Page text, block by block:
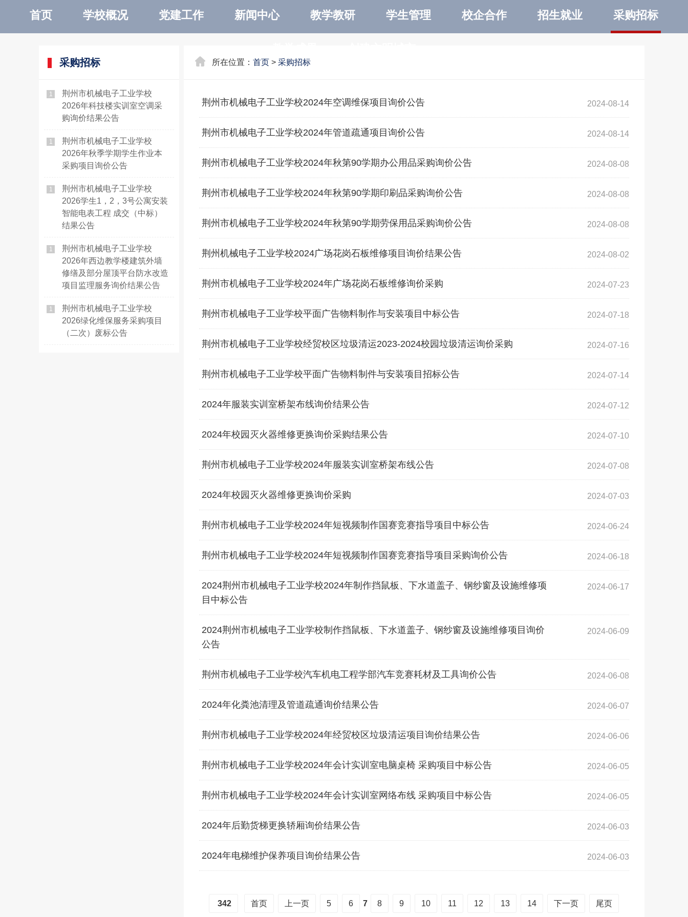
首页 学校概况 党建工作 新闻中心 教学教研 学生管理 校企合作 招生就业 采购招标
采购招标
1
荆州市机械电子工业学校
2026年科技楼实训室空调采
购询价结果公告
1
荆州市机械电子工业学校
2026年秋季学期学生作业本
采购项目询价公告
1
荆州市机械电子工业学校
2026学生1，2，3号公寓安装
智能电表工程 成交（中标）
结果公告
1
荆州市机械电子工业学校
2026年西边教学楼建筑外墙
修缮及部分屋顶平台防水改造
项目监理服务询价结果公告
1
荆州市机械电子工业学校
2026绿化维保服务采购项目
（二次）废标公告
所在位置： 首页> 采购招标
荆州市机械电子工业学校2024年空调维保项目询价公告 2024-08-14
荆州市机械电子工业学校2024年管道疏通项目询价公告 2024-08-14
荆州市机械电子工业学校2024年秋第90学期办公用品采购询价公告 2024-08-08
荆州市机械电子工业学校2024年秋第90学期印刷品采购询价公告 2024-08-08
荆州市机械电子工业学校2024年秋第90学期劳保用品采购询价公告 2024-08-08
荆州机械电子工业学校2024广场花岗石板维修项目询价结果公告 2024-08-02
荆州市机械电子工业学校2024年广场花岗石板维修询价采购 2024-07-23
荆州市机械电子工业学校平面广告物料制作与安装项目中标公告 2024-07-18
荆州市机械电子工业学校经贸校区垃圾清运2023-2024校园垃圾清运询价采购 2024-07-16
荆州市机械电子工业学校平面广告物料制件与安装项目招标公告 2024-07-14
2024年服装实训室桥架布线询价结果公告 2024-07-12
2024年校园灭火器维修更换询价采购结果公告 2024-07-10
荆州市机械电子工业学校2024年服装实训室桥架布线公告 2024-07-08
2024年校园灭火器维修更换询价采购 2024-07-03
荆州市机械电子工业学校2024年短视频制作国赛竞赛指导项目中标公告 2024-06-24
荆州市机械电子工业学校2024年短视频制作国赛竞赛指导项目采购询价公告 2024-06-18
2024荆州市机械电子工业学校2024年制作挡鼠板、下水道盖子、钢纱窗及设施维修项
目中标公告
2024-06-17
2024荆州市机械电子工业学校制作挡鼠板、下水道盖子、钢纱窗及设施维修项目询价
公告
2024-06-09
荆州市机械电子工业学校汽车机电工程学部汽车竞赛耗材及工具询价公告 2024-06-08
2024年化粪池清理及管道疏通询价结果公告 2024-06-07
荆州市机械电子工业学校2024年经贸校区垃圾清运项目询价结果公告 2024-06-06
荆州市机械电子工业学校2024年会计实训室电脑桌椅 采购项目中标公告 2024-06-05
荆州市机械电子工业学校2024年会计实训室网络布线 采购项目中标公告 2024-06-05
2024年后勤货梯更换轿厢询价结果公告 2024-06-03
2024年电梯维护保养项目询价结果公告 2024-06-03
342 首页 上一页 5 6 7 8 9 10 11 12 13 14 下一页 尾页